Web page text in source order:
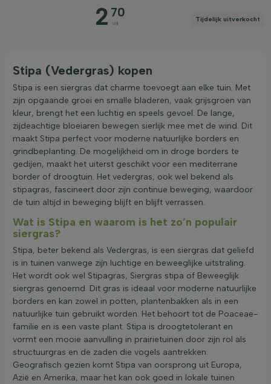
2 70
va
Tijdelijk uitverkocht
Stipa (Vedergras) kopen
Stipa is een siergras dat charme toevoegt aan elke tuin. Met
zijn opgaande groei en smalle bladeren, vaak grijsgroen van
kleur, brengt het een luchtig en speels gevoel. De lange,
zijdeachtige bloeiaren bewegen sierlijk mee met de wind. Dit
maakt Stipa perfect voor moderne natuurlijke borders en
grindbeplanting. De mogelijkheid om in droge borders te
gedijen, maakt het uiterst geschikt voor een mediterrane
border of droogtuin. Het vedergras, ook wel bekend als
stipagras, fascineert door zijn continue beweging, waardoor
de tuin altijd in beweging blijft en blijft verrassen.
Wat is Stipa en waarom is het zo’n populair
siergras?
Stipa, beter bekend als Vedergras, is een siergras dat geliefd
is in tuinen vanwege zijn luchtige en beweeglijke uitstraling.
Het wordt ook wel Stipagras, Siergras stipa of Beweeglijk
siergras genoemd. Dit gras is ideaal voor moderne natuurlijke
borders en kan zowel in potten, plantenbakken als in een
natuurlijke tuin gebruikt worden. Het behoort tot de Poaceae-
familie en is een vaste plant. Stipa is droogtetolerant en
vormt een mooie aanvulling in prairietuinen door zijn rol als
structuurgras en de zaden die vogels aantrekken.
Geografisch gezien komt Stipa van oorsprong uit Europa,
Azië en Amerika, maar het kan ook goed in lokale tuinen